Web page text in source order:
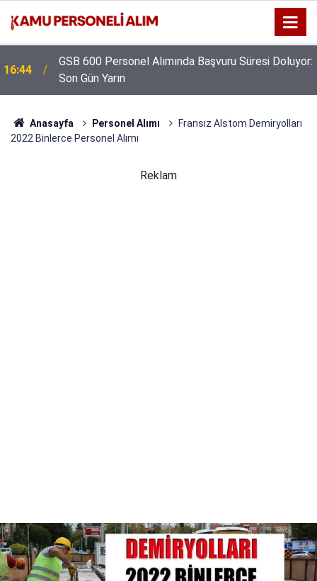
16:44
GSB 600 Personel Alımında Başvuru Süresi Doluyor:
Son Gün Yarın
Anasayfa Personel Alımı
Fransız Alstom Demiryolları
2022 Binlerce Personel Alımı
Reklam